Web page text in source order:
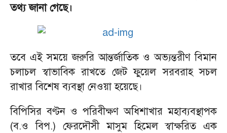
তথ্য জানা গেছে।
তবে এই সময়ে জরুরি আন্তর্জাতিক ও অভ্যন্তরীণ বিমান
চলাচল স্বাভাবিক রাখতে জেট ফুয়েল সরবরাহ সচল
রাখার বিশেষ ব্যবস্থা নেওয়া হয়েছে।
বিপিসির বণ্টন ও পরিবীক্ষণ অধিশাখার মহাব্যবস্থাপক
(ব.ও বিপ.) ফেরদৌসী মাসুম হিমেল স্বাক্ষরিত এক